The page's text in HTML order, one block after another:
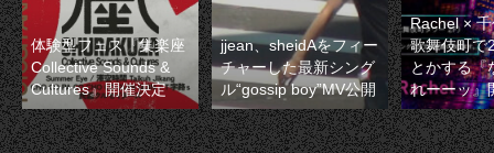
体験型フェス『集楽座
Collective Sounds &
Cultures』開催決定
jjean、sheidAをフィー
チャーした最新シング
ル“gossip boy”MV公開
Rachel ×
歌舞伎町で
とかする『
れーーッ』